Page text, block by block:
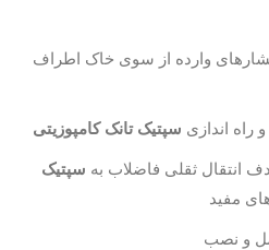
سپتیک تانک کامپوزیتی
سپتیک
مفید